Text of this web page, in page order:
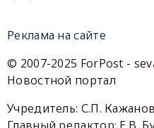
Реклама на сайте
© 2007-2025 ForPost -
Новостной портал
Учредитель: С.П. Кажанов